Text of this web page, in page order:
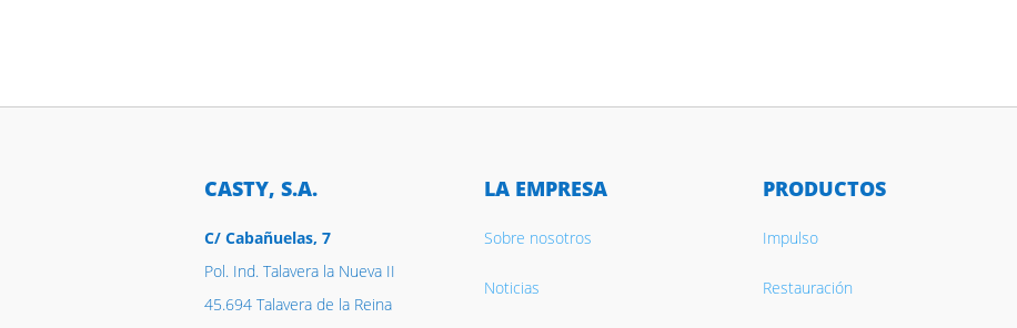
CASTY, S.A.
C/ Cabañuelas, 7
Pol. Ind. Talavera la Nueva II
45.694 Talavera de la Reina
LA EMPRESA
Sobre nosotros
Noticias
PRODUCTOS
Impulso
Restauración